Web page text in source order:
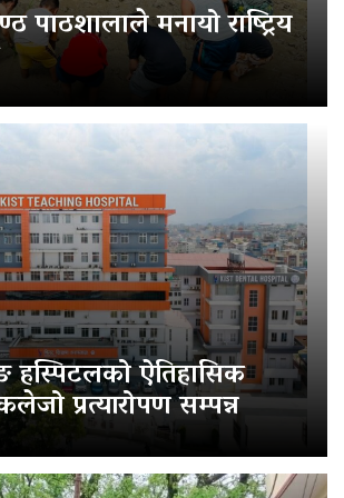
पाठशालाले मनायो राष्ट्रिय
हस्पिटलको ऐतिहासिक
प्रत्यारोपण सम्पन्न